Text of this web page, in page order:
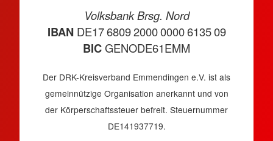
Volksbank Brsg. Nord
IBANDE17 6809 2000 0000 6135 09
BICGENODE61EMM
Der DRK-Kreisverband Emmendingen e.V. ist als
gemeinnützige Organisation anerkannt und von
der Körperschaftssteuer befreit. Steuernummer
DE141937719.